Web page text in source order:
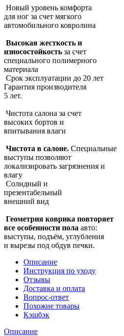
Новый уровень комфорта
для ног за счет мягкого
автомобильного ковролина
Высокая жесткость и
износостойкость за счет
специального полимерного
материала
Срок эксплуатации до 20 лет
Гарантия производителя
5 лет.
Чистота салона за счет
высоких бортов и
впитывания влаги
Чистота в салоне. Специальные
выступы позволяют
локализировать загрязнения и
влагу
Солидный и
презентабельный
внешний вид
Геометрия коврика повторяет
все особенности пола авто:
выступы, подъём, углубления
и вырезы под обдув печки.
Описание
Инструкция по уходу
Отзывы
Доставка и оплата
Вопрос-ответ
Похожие товары
Кэшбэк
Описание